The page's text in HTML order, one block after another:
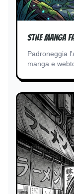
Stile manga
Padroneggia
manga e
conversione